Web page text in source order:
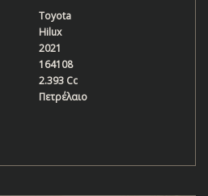
Toyota
Hilux
2021
164108
2.393 Cc
Πετρέλαιο